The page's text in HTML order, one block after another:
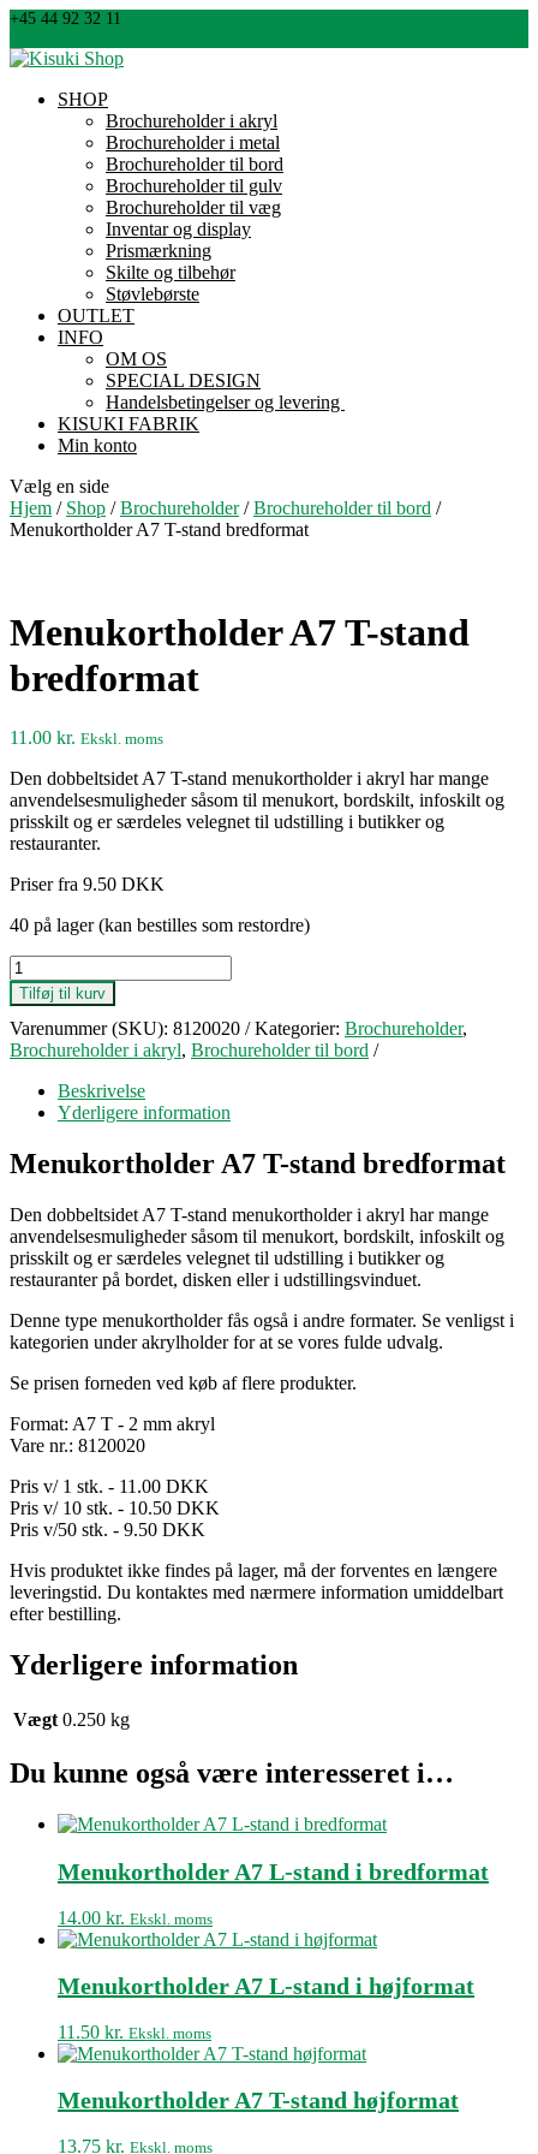
+45 44 92 32 11
SHOP
Brochureholder i akryl
Brochureholder i metal
Brochureholder til bord
Brochureholder til gulv
Brochureholder til væg
Inventar og display
Prismærkning
Skilte og tilbehør
Støvlebørste
OUTLET
INFO
OM OS
SPECIAL DESIGN
Handelsbetingelser og levering
KISUKI FABRIK
Min konto
Vælg en side
Hjem / Shop /Brochureholder/Brochureholder til bord /
Menukortholder A7 T-stand bredformat
Menukortholder A7 T-stand
bredformat
11.00 kr. Ekskl. moms
Den dobbeltsidet A7 T-stand menukortholder i akryl har mange
anvendelsesmuligheder såsom til menukort, bordskilt, infoskilt og
prisskilt og er særdeles velegnet til udstilling i butikker og
restauranter.
Priser fra 9.50 DKK
40 på lager (kan bestilles som restordre)
Menukortholder
A7
T-
stand
bredformat
Tilføj til kurv
Varenummer (SKU): 8120020 Kategorier: Brochureholder,
Brochureholder i akryl, Brochureholder til bord
Beskrivelse
Yderligere information
Menukortholder A7 T-stand bredformat
Den dobbeltsidet A7 T-stand menukortholder i akryl har mange
anvendelsesmuligheder såsom til menukort, bordskilt, infoskilt og
prisskilt og er særdeles velegnet til udstilling i butikker og
restauranter på bordet, disken eller i udstillingsvinduet.
Denne type menukortholder fås også i andre formater. Se venligst i
kategorien under akrylholder for at se vores fulde udvalg.
Se prisen forneden ved køb af flere produkter.
Format: A7 T - 2 mm akryl
Vare nr.: 8120020
Pris v/ 1 stk. - 11.00 DKK
Pris v/ 10 stk. - 10.50 DKK
Pris v/50 stk. - 9.50 DKK
Hvis produktet ikke findes på lager, må der forventes en længere
leveringstid. Du kontaktes med nærmere information umiddelbart
efter bestilling.
Yderligere information
Vægt 0.250 kg
Du kunne også være interesseret i…
Menukortholder A7 L-stand i bredformat
14.00 kr. Ekskl. moms
Menukortholder A7 L-stand i højformat
11.50 kr. Ekskl. moms
Menukortholder A7 T-stand højformat
13.75 kr. Ekskl. moms